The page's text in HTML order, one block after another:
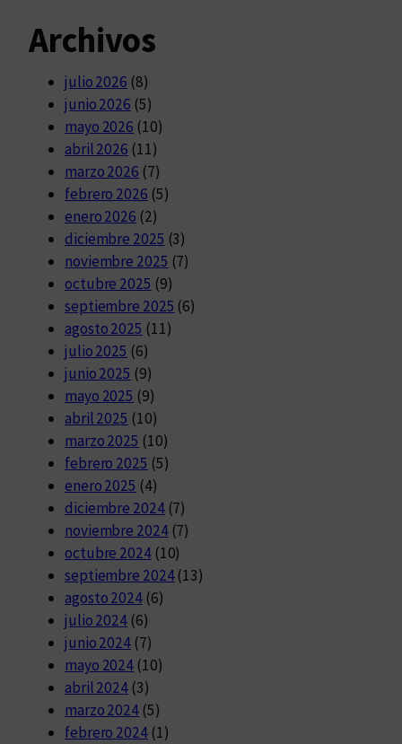
Archivos
julio 2026 (8)
junio 2026 (5)
mayo 2026 (10)
abril 2026 (11)
marzo 2026 (7)
febrero 2026 (5)
enero 2026 (2)
diciembre 2025 (3)
noviembre 2025 (7)
octubre 2025 (9)
septiembre 2025 (6)
agosto 2025 (11)
julio 2025 (6)
junio 2025 (9)
mayo 2025 (9)
abril 2025 (10)
marzo 2025 (10)
febrero 2025 (5)
enero 2025 (4)
diciembre 2024(7)
noviembre 2024(7)
octubre 2024(10)
septiembre 2024(13)
agosto 2024(6)
julio 2024 (6)
junio 2024 (7)
mayo 2024 (10)
abril 2024 (3)
marzo 2024 (5)
febrero 2024(1)